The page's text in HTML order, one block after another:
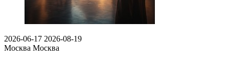
2026-06-17 2026-08-19
Москва Москва